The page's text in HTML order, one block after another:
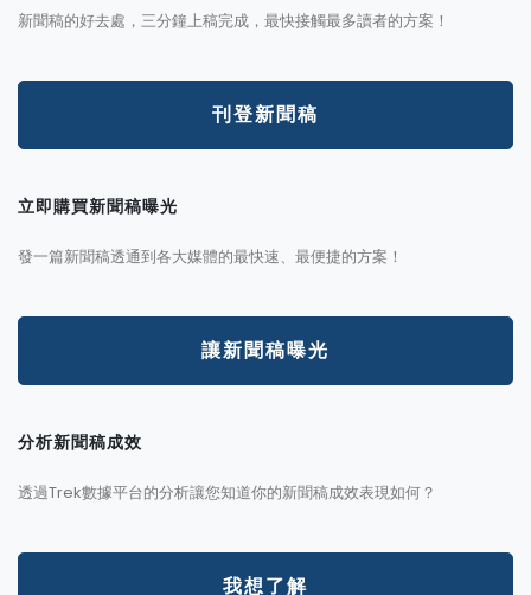
新聞稿的好去處，三分鐘上稿完成，最快接觸最多讀者的方案！
刊登新聞稿
立即購買新聞稿曝光
發一篇新聞稿透通到各大媒體的最快速、最便捷的方案！
讓新聞稿曝光
分析新聞稿成效
透過Trek數據平台的分析讓您知道你的新聞稿成效表現如何？
我想了解